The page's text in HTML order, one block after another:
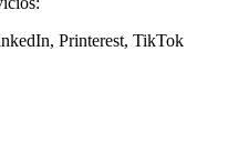
Printerest, TikTok